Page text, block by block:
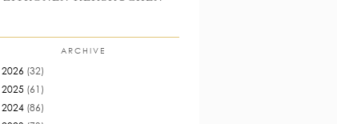
ARCHIVE
2026 (32)
2025 (61)
2024 (86)